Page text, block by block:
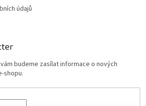
údajů
budeme zasílat informace o nových
shopu.